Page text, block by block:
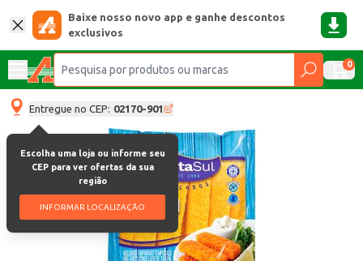
Baixe nosso novo app e ganhe descontos
exclusivos
0
Entregue no CEP: 02170-901
Escolha uma loja ou informe seu
CEP para ver ofertas da sua
região
INFORMAR LOCALIZAÇÃO